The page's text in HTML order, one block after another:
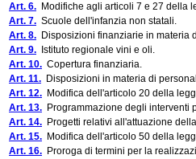
Art. 6. Modifiche agli articoli 7 e 27 della
Art. 7. Scuole dell'infanzia non statali.
Art. 8. Disposizioni finanziarie in materia
Art. 9. Istituto regionale vini e oli.
Art. 10. Copertura finanziaria.
Art. 11. Disposizioni in materia di
Art. 12. Modifica dell'articolo 20 della
Art. 13. Programmazione degli interventi
Art. 14. Progetti relativi all'attuazione
Art. 15. Modifica dell'articolo 50 della
Art. 16. Proroga di termini per la